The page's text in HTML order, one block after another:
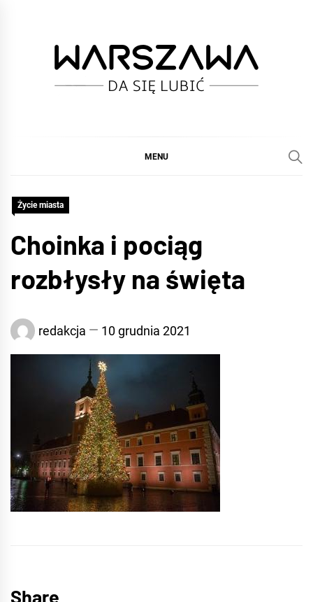
MENU
Życie miasta
Choinka i pociąg
rozbłysły na święta
redakcja 10 grudnia 2021
Share